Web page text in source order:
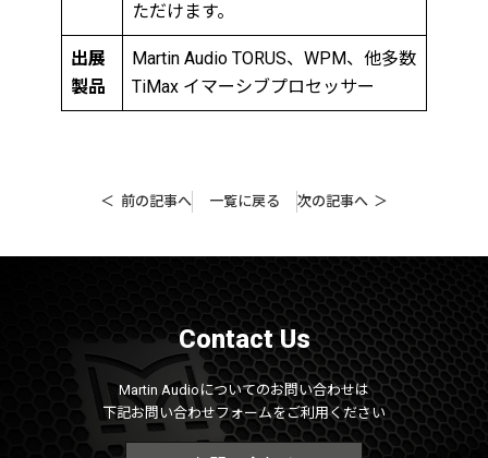
ただけます。
出展
製品
Martin Audio TORUS、WPM、他多数
TiMax イマーシブプロセッサー
前の記事へ 一覧に戻る 次の記事へ
Contact Us
Martin Audioについてのお問い合わせは
下記お問い合わせフォームをご利用ください